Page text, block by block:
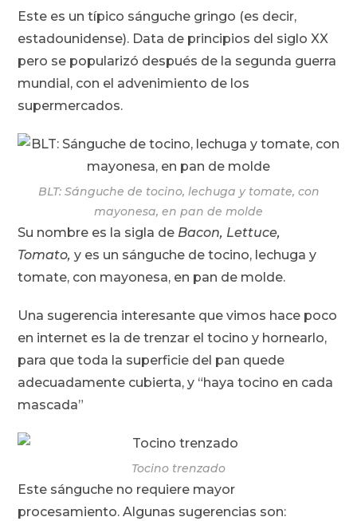
entrada:
Este es un típico sánguche gringo (es decir,
estadounidense). Data de principios del siglo XX
pero se popularizó después de la segunda guerra
mundial, con el advenimiento de los
supermercados.
BLT: Sánguche de tocino, lechuga y tomate, con
mayonesa, en pan de molde
Su nombre es la sigla de Bacon, Lettuce,
Tomato,y es un sánguche de tocino, lechuga y
tomate, con mayonesa, en pan de molde.
Una sugerencia interesante que vimos hace poco
en internet es la de trenzar el tocino y hornearlo,
para que toda la superficie del pan quede
adecuadamente cubierta, y “haya tocino en cada
mascada”
Tocino trenzado
Este sánguche no requiere mayor
procesamiento. Algunas sugerencias son: